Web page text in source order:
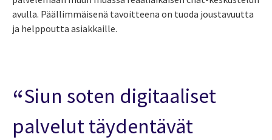
avulla. Päällimmäisenä tavoitteena on tuoda joustavuutta
ja helppoutta asiakkaille.
Siun soten digitaaliset
palvelut täydentävät